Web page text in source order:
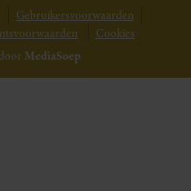
Gebruikersvoorwaarden
Cookies
MediaSoep